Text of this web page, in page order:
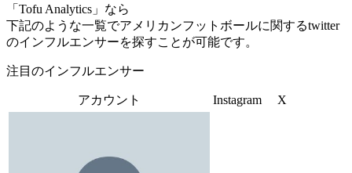
「Tofu Analytics」なら
下記のような一覧でアメリカンフットボールに関するtwitter
のインフルエンサーを探すことが可能です。
注目のインフルエンサー
アカウント Instagram X